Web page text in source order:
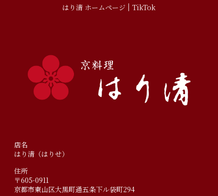
はり清 ホームページ
TikTok
店名
はり清（はりせ）
住所
〒605-0911
京都市東山区大黒町通五条下ル袋町294